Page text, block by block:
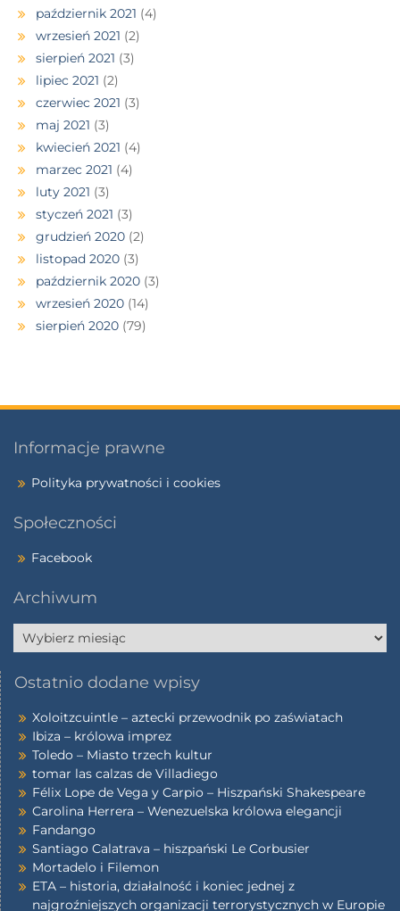
październik 2021 (4)
wrzesień 2021 (2)
sierpień 2021 (3)
lipiec 2021 (2)
czerwiec 2021 (3)
maj 2021 (3)
kwiecień 2021 (4)
marzec 2021 (4)
luty 2021 (3)
styczeń 2021 (3)
grudzień 2020 (2)
listopad 2020 (3)
październik 2020 (3)
wrzesień 2020 (14)
sierpień 2020 (79)
Informacje prawne
Polityka prywatności i cookies
Społeczności
Facebook
Archiwum
Ostatnio dodane wpisy
Xoloitzcuintle – aztecki przewodnik po zaświatach
Ibiza – królowa imprez
Toledo – Miasto trzech kultur
tomar las calzas de Villadiego
Félix Lope de Vega y Carpio – Hiszpański Shakespeare
Carolina Herrera – Wenezuelska królowa elegancji
Fandango
Santiago Calatrava – hiszpański Le Corbusier
Mortadelo i Filemon
ETA – historia, działalność i koniec jednej z
najgroźniejszych organizacji terrorystycznych w Europie